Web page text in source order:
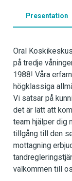
Presentation
Oral
på tredje
1988! Våra
högklassiga
Vi satsar på
det är lätt att
team hjälper dig
tillgång till den
mottagning
välkommen till